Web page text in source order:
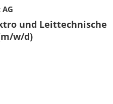
und Leittechnische
w/d)